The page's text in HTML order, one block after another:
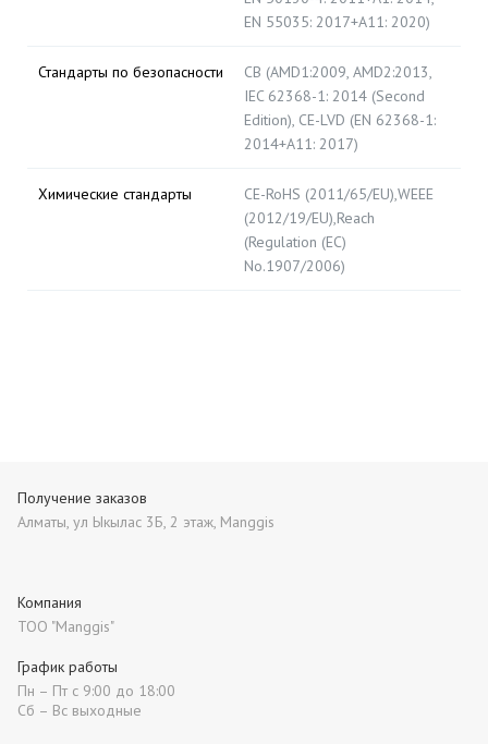
EN 55035: 2017+A11: 2020)
Стандарты по безопасности
CB (AMD1:2009, AMD2:2013,
IEC 62368-1: 2014 (Second
Edition), CE-LVD (EN 62368-1:
2014+A11: 2017)
Химические стандарты
CE-RoHS (2011/65/EU),WEEE
(2012/19/EU),Reach
(Regulation (EC)
No.1907/2006)
Получение заказов
Алматы, ул Ыкылас 3Б, 2 этаж, Manggis
Компания
ТОО "Manggis"
График работы
Пн – Пт с 9:00 до 18:00
Сб – Вс выходные